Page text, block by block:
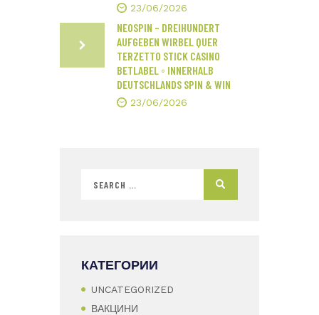
23/06/2026
NEOSPIN – DREIHUNDERT
AUFGEBEN WIRBEL QUER
TERZETTO STICK CASINO
BETLABEL ◦ INNERHALB
DEUTSCHLANDS SPIN & WIN
23/06/2026
КАТЕГОРИИ
UNCATEGORIZED
ВАКЦИНИ